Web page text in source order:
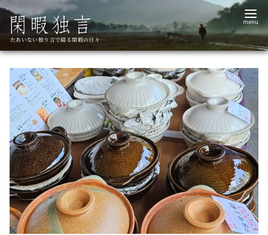
コ
テ
ン
たあいない独り言で綴る閑暇の日々…